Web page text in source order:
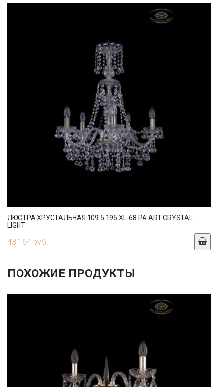
ЛЮСТРА ХРУСТАЛЬНАЯ 109.5.195.XL-68.PA ART CRYSTAL
LIGHT
43 164 руб.
ПОХОЖИЕ ПРОДУКТЫ